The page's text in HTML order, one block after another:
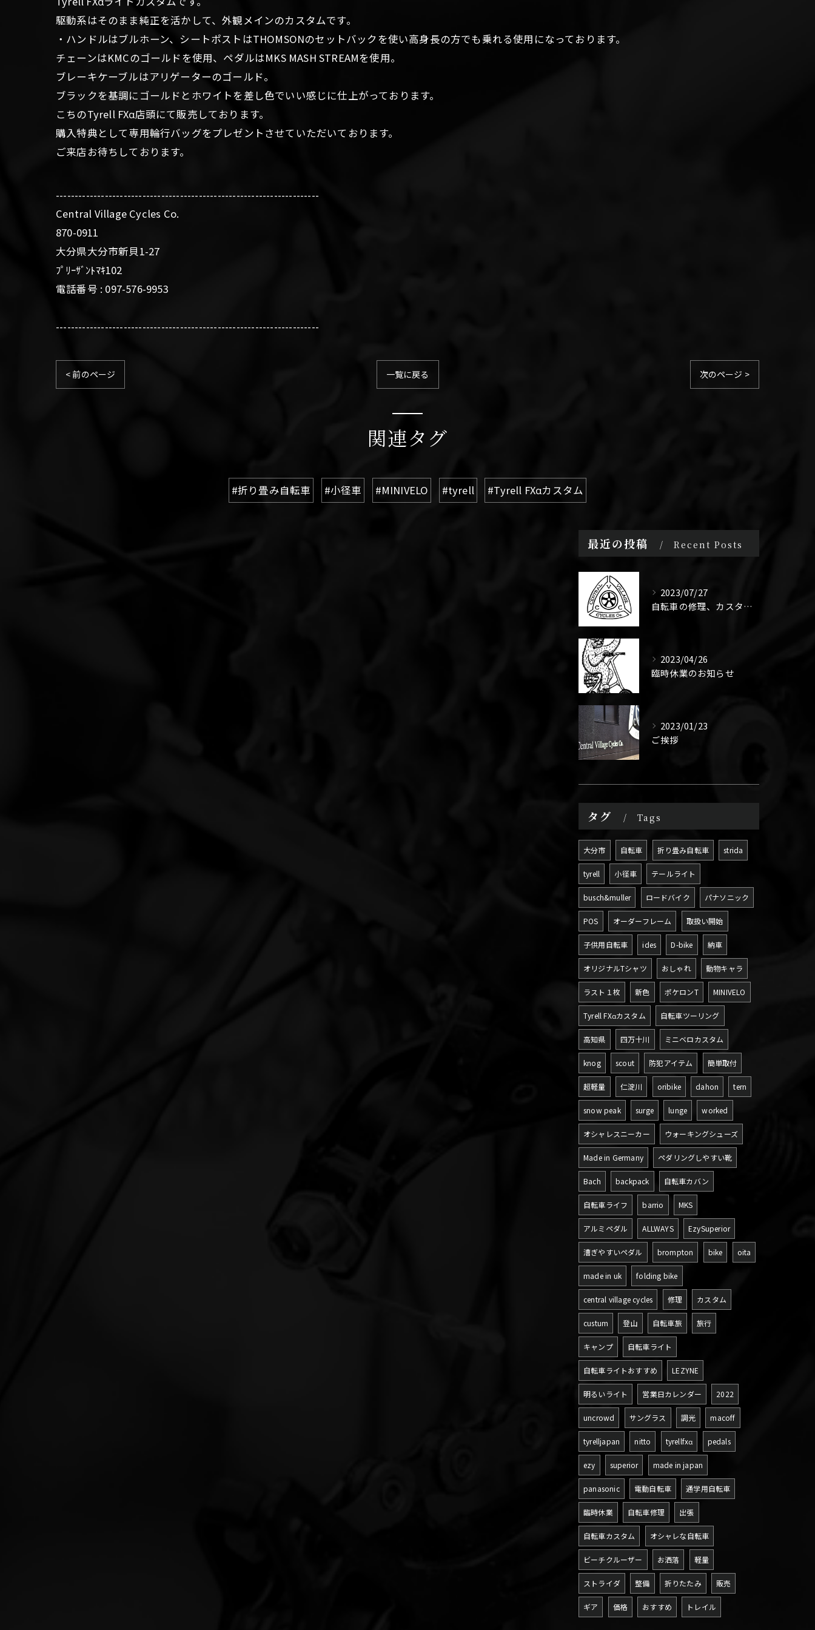
駆動系はそのまま純正を活かして、外観メインのカスタムです。
・ハンドルはブルホーン、シートポストはTHOMSONのセットバックを使い高身長の方でも乗れる使用になっております。
チェーンはKMCのゴールドを使用、ペダルはMKS MASH STREAMを使用。
ブレーキケーブルはアリゲーターのゴールド。
ブラックを基調にゴールドとホワイトを差し色でいい感じに仕上がっております。
こちのTyrell FXα店頭にて販売しております。
購入特典として専用輪行バッグをプレゼントさせていただいております。
ご来店お待ちしております。
----------------------------------------------------------------------
Central Village Cycles Co.
870-0911
大分県大分市新貝1-27
ﾌﾟﾘｰｻﾞﾝﾄﾏｷ102
電話番号 : 097-576-9953
----------------------------------------------------------------------
< 前のページ 一覧に戻る 次のページ >
関連タグ
#折り畳み自転車 #小径車 #MINIVELO #tyrell #Tyrell FXαカスタム
最近の投稿 Recent Posts
2023/07/27
自転車の修理、カスタムなんでもやります！ママチャリでもスポーツ車でもご相談ください。
2023/04/26
臨時休業のお知らせ
2023/01/23
ご挨拶
タグ Tags
大分市 自転車 折り畳み自転車 strida
tyrell 小径車 テールライト
busch&muller ロードバイク パナソニック
POS オーダーフレーム 取扱い開始
子供用自転車 ides D-bike 納車
オリジナルTシャツ おしゃれ 動物キャラ
ラスト１枚 新色 ポケロンT MINIVELO
Tyrell FXαカスタム 自転車ツーリング
高知県 四万十川 ミニベロカスタム
knog scout 防犯アイテム 簡単取付
超軽量 仁淀川 oribike dahon tern
snow peak surge lunge worked
オシャレスニーカー ウォーキングシューズ
Made in Germany ペダリングしやすい靴
Bach backpack 自転車カバン
自転車ライフ barrio MKS
アルミペダル ALLWAYS EzySuperior
漕ぎやすいペダル brompton bike oita
made in uk folding bike
central village cycles 修理 カスタム
custum 登山 自転車旅 旅行
キャンプ 自転車ライト
自転車ライトおすすめ LEZYNE
明るいライト 営業日カレンダー 2022
uncrowd サングラス 調光 macoff
tyrelljapan nitto tyrellfxα pedals
ezy superior made in japan
panasonic 電動自転車 通学用自転車
臨時休業 自転車修理 出張
自転車カスタム オシャレな自転車
ビーチクルーザー お洒落 軽量
ストライダ 整備 折りたたみ 販売
ギア 価格 おすすめ トレイル